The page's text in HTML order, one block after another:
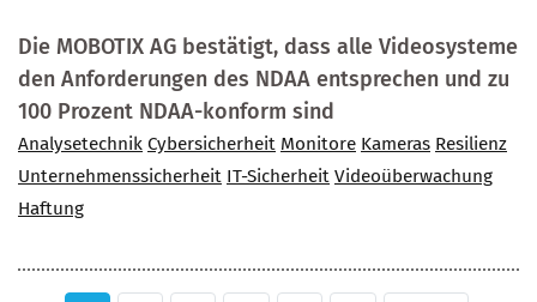
Die MOBOTIX AG bestätigt, dass alle Videosysteme
den Anforderungen des NDAA entsprechen und zu
100 Prozent NDAA-konform sind
Analysetechnik Cybersicherheit Monitore Kameras Resilienz
Unternehmenssicherheit IT-Sicherheit Videoüberwachung
Haftung